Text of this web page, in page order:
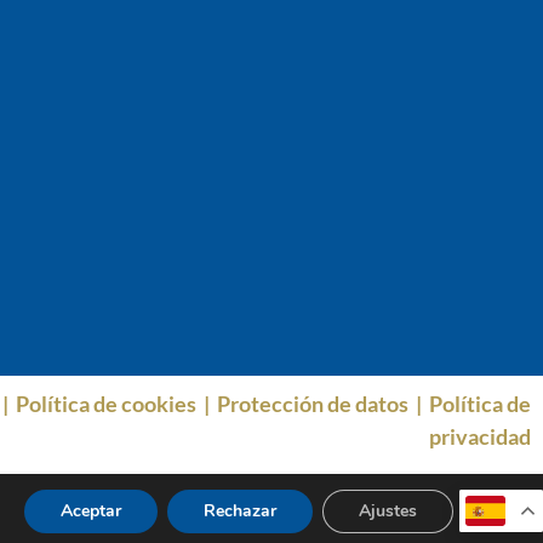
| Política de cookies| Protección de datos| Política de
privacidad
@2024 todos los derechos reservados | IECOM
Aceptar Rechazar Ajustes